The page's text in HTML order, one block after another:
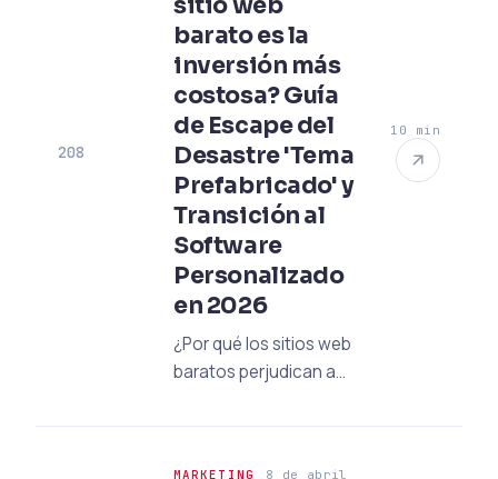
de marketing sin
cookies de 2026.
208
barato es la
inversión más
costosa? Guía
de Escape del
Desastre 'Tema
Prefabricado' y
Transición al
Software
Personalizado
en 2026
¿Por qué los sitios web
baratos perjudican a
10 min
MARKETING 8 de abril